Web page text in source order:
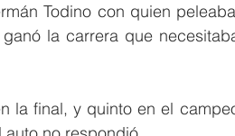
Todino con quien
la carrera que
la final, y quinto en el